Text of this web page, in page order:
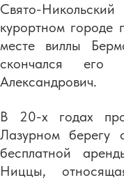
Свято-
курортном городе
месте виллы
скончался его
Александрович.
В 20-х годах
Лазурном берегу
бесплатной
Ниццы,